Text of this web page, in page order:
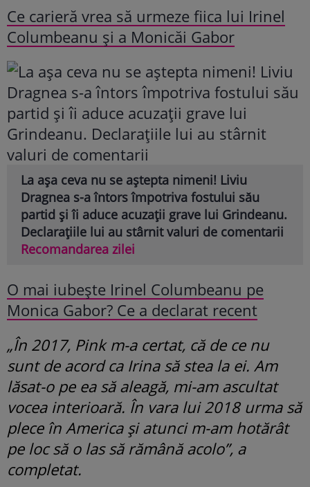
Ce carieră vrea să urmeze fiica lui Irinel
Columbeanu și a Monicăi Gabor
La așa ceva nu se aștepta nimeni! Liviu
Dragnea s-a întors împotriva fostului său
partid și îi aduce acuzații grave lui Grindeanu.
Declarațiile lui au stârnit valuri de comentarii
Recomandarea zilei
O mai iubește Irinel Columbeanu pe
Monica Gabor? Ce a declarat recent
„În 2017, Pink m-a certat, că de ce nu
sunt de acord ca Irina să stea la ei. Am
lăsat-o pe ea să aleagă, mi-am ascultat
vocea interioară. În vara lui 2018 urma să
plece în America și atunci m-am hotărât
pe loc să o las să rămână acolo”, a
completat.